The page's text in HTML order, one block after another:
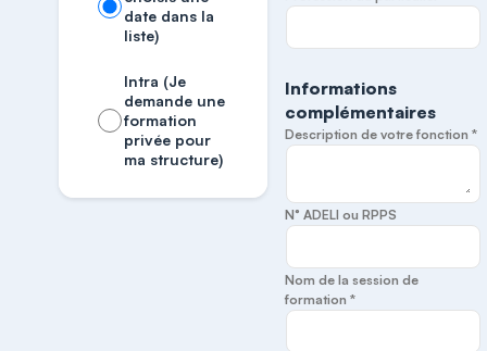
date dans la
liste)
Intra (Je
demande une
formation
privée pour
ma structure)
Informations
complémentaires
Description de votre fonction *
N° ADELI ou RPPS
Nom de la session de
formation *